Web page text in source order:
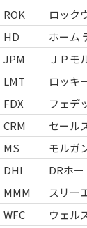
ROK
ロック
HD
ホーム
JPM
ＪＰモ
LMT
ロッキ
FDX
フェデ
CRM
セール
MS
モルガ
DHI
DRホー
MMM
スリー
WFC
ウェル